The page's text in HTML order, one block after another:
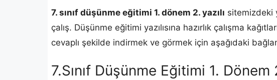
7. sınıf düşünme eğitimi 1. dönem 2. yazılı sitemizdeki
çalış. Düşünme eğitimi yazılısına hazırlık çalışma
cevaplı şekilde indirmek ve görmek için aşağıdaki
7.Sınıf Düşünme Eğitimi 1.